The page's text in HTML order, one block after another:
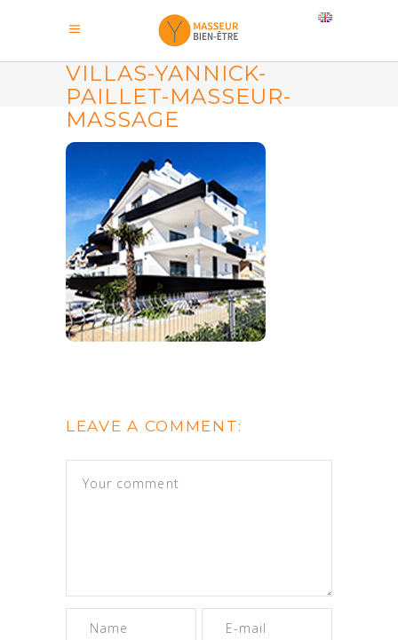
VILLAS-YANNICK-
PAILLET-MASSEUR-
MASSAGE
LEAVE A COMMENT: